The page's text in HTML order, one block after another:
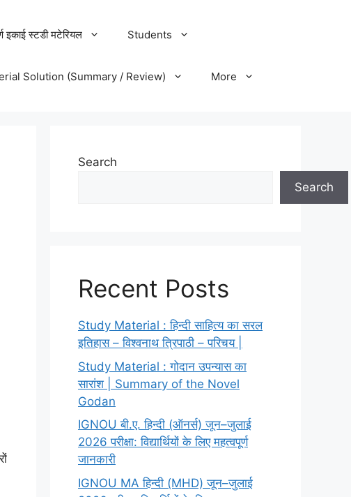
स्टडी मटेरियल Students
Solution (Summary / Review) More
Search
Search
Recent Posts
Study Material : हिन्दी साहित्य का सरल
इतिहास – विश्वनाथ त्रिपाठी – परिचय |
Study Material : गोदान उपन्यास का
सारांश | Summary of the Novel
Godan
IGNOU बी.ए. हिन्दी (ऑनर्स) जून–जुलाई
2026 परीक्षा: विद्यार्थियों के लिए महत्वपूर्ण
जानकारी
IGNOU MA हिन्दी (MHD) जून–जुलाई